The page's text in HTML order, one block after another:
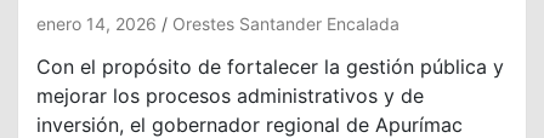
enero 14, 2026 Orestes Santander Encalada
Con el propósito de fortalecer la gestión pública y
mejorar los procesos administrativos y de
inversión, el gobernador regional de Apurímac